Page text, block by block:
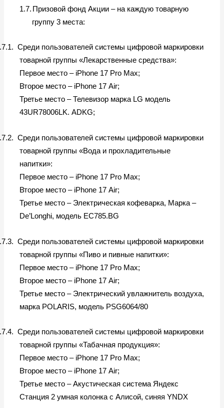
1.7. Призовой фонд Акции – на каждую товарную
группу 3 места:
Среди пользователей системы цифровой маркировки
товарной группы «Лекарственные средства»:
Первое место – iPhone17 Pro Max;
Второе место – iPhone17 Air;
Третье место – Телевизор марка LG модель
43UR78006LK. ADKG;
Среди пользователей системы цифровой маркировки
товарной группы «Вода и прохладительные
напитки»:
Первое место – iPhone17 Pro Max;
Второе место – iPhone17 Air;
Третье место – Электрическая кофеварка, Марка –
De’Longhi, модель EC785.BG
Среди пользователей системы цифровой маркировки
товарной группы «Пиво и пивные напитки»:
Первое место – iPhone17 Pro Max;
Второе место – iPhone17 Air;
Третье место – Электрический увлажнитель воздуха,
марка POLARIS, модель PSG6064/80
Среди пользователей системы цифровой маркировки
товарной группы «Табачная продукция»:
Первое место – iPhone17 Pro Max;
Второе место – iPhone17 Air;
Третье место – Акустическая система Яндекс
Станция 2 умная колонка с Алисой, синяя YNDX